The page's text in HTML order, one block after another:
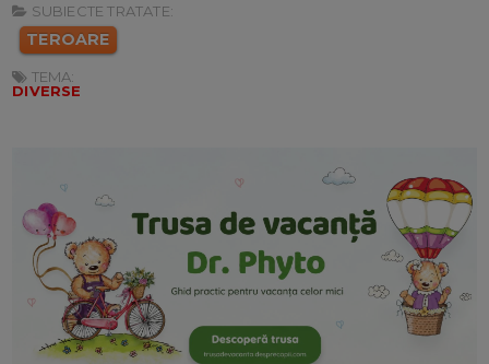
SUBIECTE TRATATE:
TEROARE
TEMA:
DIVERSE